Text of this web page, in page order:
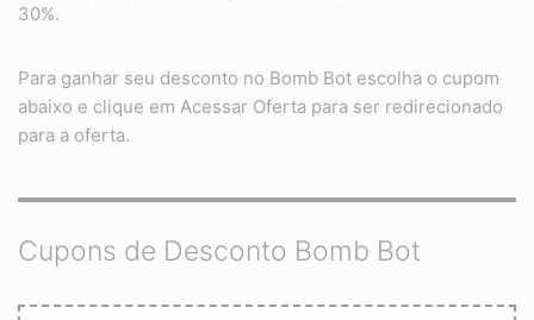
30%.
Para ganhar seu desconto no Bomb Bot escolha o cupom
abaixo e clique em Acessar Oferta para ser redirecionado
para a oferta.
Cupons de Desconto Bomb Bot